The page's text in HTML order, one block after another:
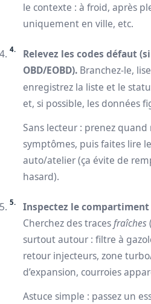
le contexte : à froid, après
uniquement en ville, etc.
Relevez les codes défaut
OBD/EOBD). Branchez-le,
enregistrez la liste et le
et, si possible, les données
Sans lecteur : prenez
symptômes, puis faites lire
auto/atelier (ça évite de
hasard).
Inspectez le
Cherchez des tracesfraîches
surtout autour : filtre à
retour injecteurs, zone
d’expansion, courroies
Astuce simple : passez un